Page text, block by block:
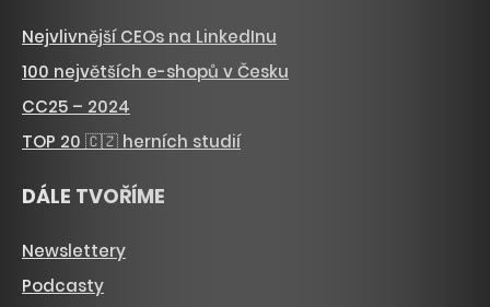
Nejvlivnější CEOs na LinkedInu
100 největších e-shopů v Česku
CC25 – 2024
TOP 20 🇨🇿 herních studií
DÁLE TVOŘÍME
Newslettery
Podcasty